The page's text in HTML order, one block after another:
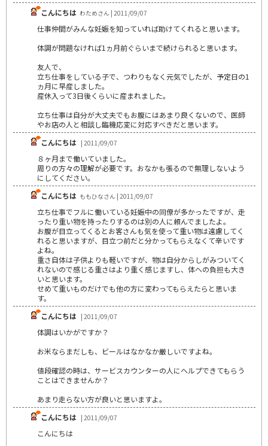
こんにちは わためさん | 2011/09/07
仕事仲間がみんな妊娠を知っていれば助けてくれると思います。
体調が問題なければ1ヵ月前ぐらいまで続けられると思います。
友人で、
立ち仕事をしている子で、つわりもなく元気でしたが、予定日の1
ヵ月に早産しました。
産休入って3日後くらいに産まれました。
立ち仕事は自分が大丈夫でもお腹にはあまり良くないので、医師
やお店の人と相談し臨機応変に対応すべきだと思います。
こんにちは | 2011/09/07
８ヶ月まで働いていました。
周りの方々の理解が必要です。おなかも張るので無理しないよう
にしてください。
こんにちは ももひなさん | 2011/09/07
立ち仕事でフルに働いている妊娠中の同僚が多かったですが、走
ったり重い物を持ったりするのは別の人に頼んでましたよ。
お腹が目立ってくるとお客さんも気を使って重い物は遠慮してく
れると思いますが、目立つ前だと分かってもらえなくて辛いです
よね。
重さ自体は子供よりも軽いですが、物は自分からしがみついてく
れないので感じる重さはより重く感じますし、体への負担も大き
いと思います。
せめて重いものだけでも他の方に変わってもらえたらと思いま
す。
こんにちは | 2011/09/07
体調はいかがですか？
お米ならまだしも、ビールはなかなか厳しいですよね。
値段確認の時は、サービスカウンターの人にヘルプできてもらう
ことはできませんか？
あまり走らない方が良いと思いますよ。
こんにちは | 2011/09/07
こんにちは